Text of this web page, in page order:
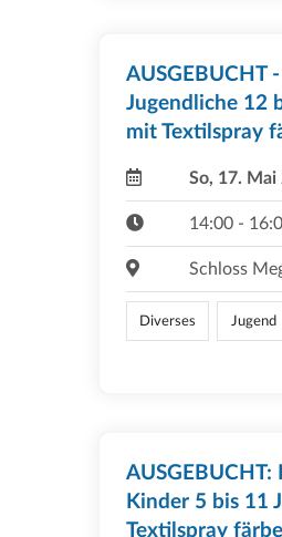
AUSGEBUCHT
Jugendliche 12
mit Textilspray
So, 17. Mai
14:00 -
Schloss
Diverses Jugend
Kinder 5 bis 11
Textilspray